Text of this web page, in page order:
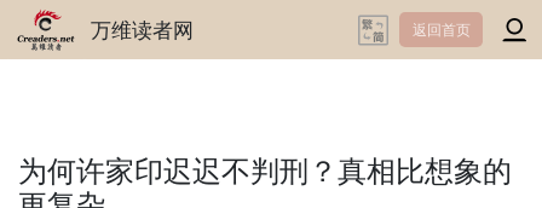
万维读者网 返回首页
为何许家印迟迟不判刑？真相比想象的